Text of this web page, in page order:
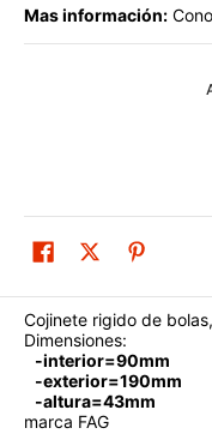
Mas información:
Cojinete rigido de
Dimensiones:
-interior=90mm
-exterior=190mm
-altura=43mm
marca FAG